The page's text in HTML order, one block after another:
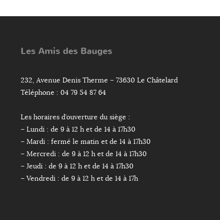
Les Amis des Bauges
232, Avenue Denis Therme – 73630 Le Châtelard
Téléphone : 04 79 54 87 64
Les horaires d’ouverture du siège :
– Lundi : de 9 à 12 h et de 14 à 17h30
– Mardi : fermé le matin et de 14 à 17h30
– Mercredi : de 9 à 12 h et de 14 à 17h30
– Jeudi : de 9 à 12 h et de 14 à 17h30
– Vendredi : de 9 à 12 h et de 14 à 17h